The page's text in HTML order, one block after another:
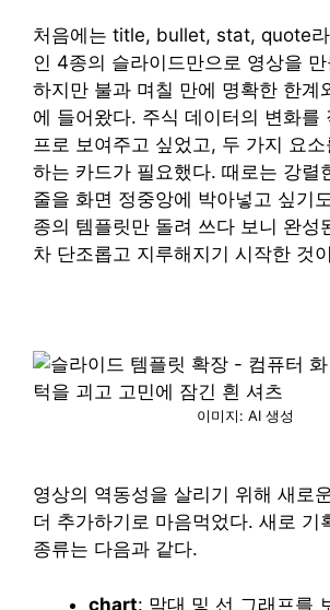
처음에는 title, bullet, stat, quote
인 4종의 슬라이드만으로 영상을
하지만 불과 며칠 만에 명확한 한계
에 들어왔다. 주식 데이터의 변화를
프로 보여주고 싶었고, 두 가지 요
하는 카드가 필요했다. 때로는 강렬
줄을 화면 정중앙에 박아넣고 싶기
종의 템플릿만 돌려 쓰다 보니 완성
차 단조롭고 지루해지기 시작한 것
이미지: AI 생성
영상의 역동성을 살리기 위해 새로
더 추가하기로 마음먹었다. 새로 기
종류는 다음과 같다.
chart: 막대 및 선 그래프를